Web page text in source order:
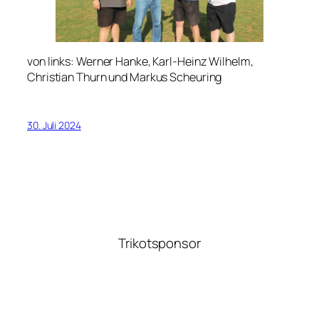
von links: Werner Hanke, Karl-Heinz Wilhelm,
Christian Thurn und Markus Scheuring
30. Juli 2024
Trikotsponsor